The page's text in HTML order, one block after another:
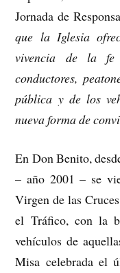
Jornada de
que la Iglesia
vivencia de la fe
conductores,
pública y de los
nueva forma de
En Don Benito,
– año 2001 – se
Virgen de las
el Tráfico, con la
vehículos de
Misa celebrada el